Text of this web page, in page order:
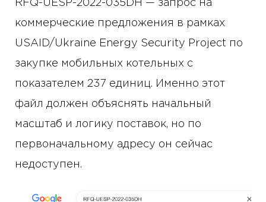
RFQ-UESP-2022-035DH — запрос на
коммерческие предложения в рамках
USAID/Ukraine Energy Security Project по
закупке мобильных котельных с
показателем 237 единиц. Именно этот
файл должен объяснять начальный
масштаб и логику поставок, но по
первоначальному адресу он сейчас
недоступен.